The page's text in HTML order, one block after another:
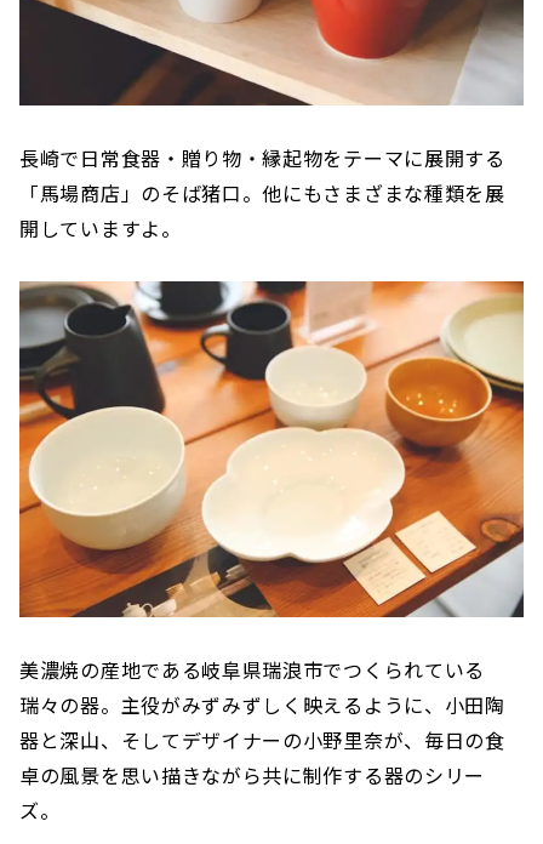
長崎で日常食器・贈り物・縁起物をテーマに展開する
「馬場商店」のそば猪口。他にもさまざまな種類を展
開していますよ。
美濃焼の産地である岐阜県瑞浪市でつくられている
瑞々の器。主役がみずみずしく映えるように、小田陶
器と深山、そしてデザイナーの小野里奈が、毎日の食
卓の風景を思い描きながら共に制作する器のシリー
ズ。